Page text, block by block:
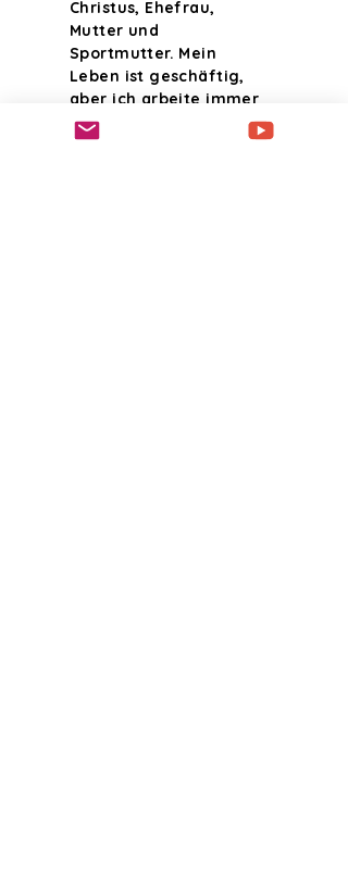
Christus, Ehefrau,
Mutter und
Sportmutter. Mein
Leben ist geschäftig,
aber ich arbeite immer
daran, den Willen
desjenigen zu erfüllen,